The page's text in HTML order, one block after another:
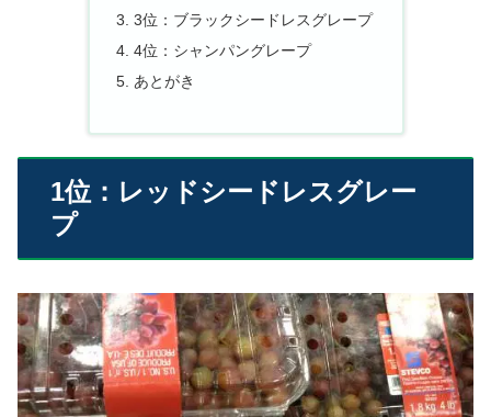
3位：ブラックシードレスグレープ
4位：シャンパングレープ
あとがき
1位：レッドシードレスグレー
プ